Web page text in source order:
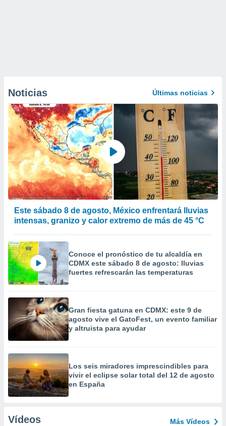
Noticias Últimas noticias
Este sábado 8 de agosto, México enfrentará lluvias
intensas, granizo y calor extremo de más de 45 °C
Conoce el pronóstico de tu alcaldía en
CDMX este sábado 8 de agosto: lluvias
fuertes refrescarán las temperaturas
Gran fiesta gatuna en CDMX: este 9 de
agosto vive el GatoFest, un evento familiar
y altruista para ayudar
Los seis miradores imprescindibles para
vivir el eclipse solar total del 12 de agosto
en España
Vídeos Más Vídeos